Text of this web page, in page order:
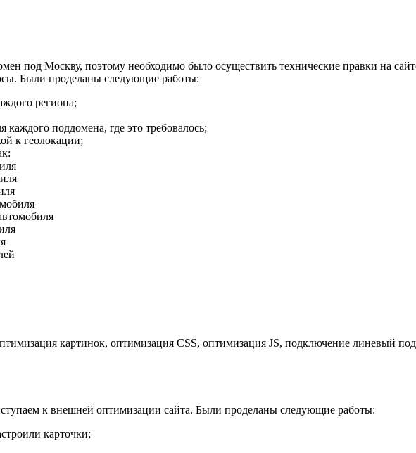
под Москву, поэтому необходимо было осуществить технические правки на
Были проделаны следующие работы:
региона;
поддомена, где это требовалось;
к геолокации;
картинок, оптимизация CSS, оптимизация JS, подключение линевый
к внешней оптимизации сайта. Были проделаны следующие работы:
карточки;